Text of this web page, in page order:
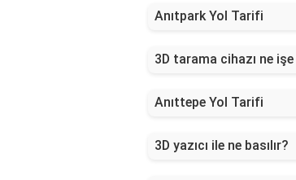
Anıtpark Yol Tarifi
3D tarama cihazı ne
Anıttepe Yol Tarifi
3D yazıcı ile ne basılır?